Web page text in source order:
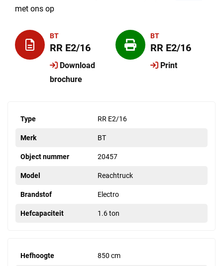
met ons op
BT
RR E2/16
Download
brochure
BT
RR E2/16
Print
Type RR E2/16
Merk BT
Object nummer 20457
Model Reachtruck
Brandstof Electro
Hefcapaciteit 1.6 ton
Hefhoogte 850 cm